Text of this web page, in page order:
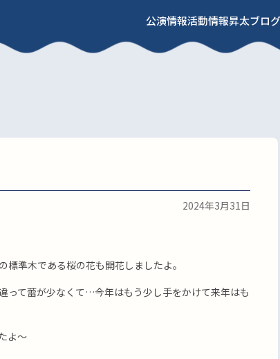
公演情報活動情報昇太ブログ
2024年3月31日
準木である桜の花も開花しましたよ。
って蕾が少なくて…今年はもう少し手をかけて来年はも
よ〜